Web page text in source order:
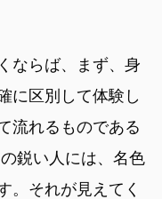
ならば、まず、身
に区別して体験し
流れるものである
鋭い人には、名色
。それが見えてく